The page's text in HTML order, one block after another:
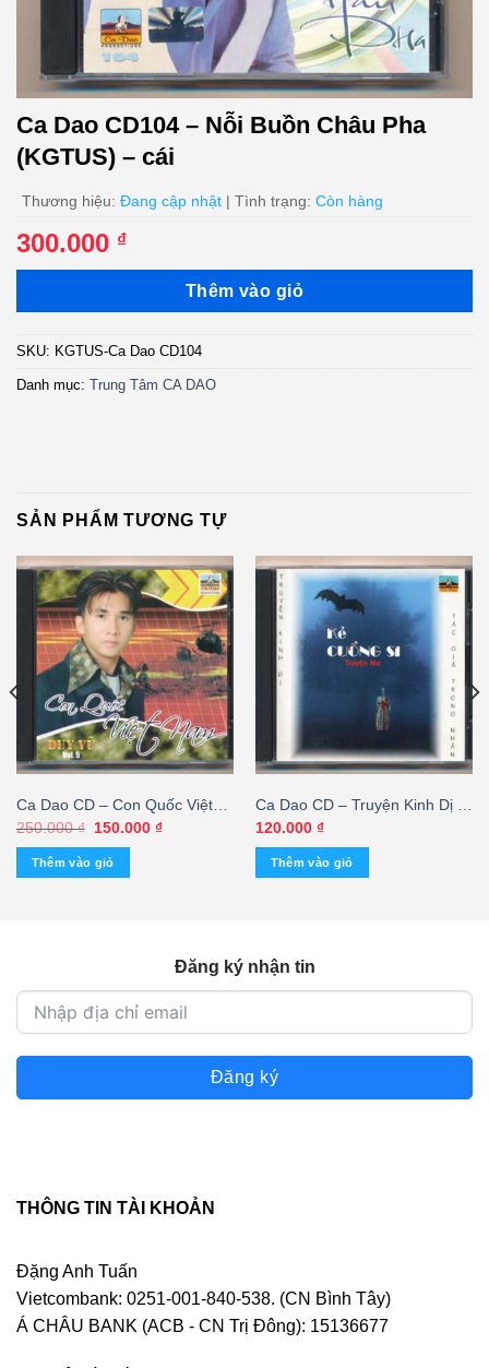
Ca Dao CD104 – Nỗi Buồn Châu Pha
(KGTUS) – cái
Thương hiệu: Đang cập nhật | Tình trạng: Còn hàng
300.000 ₫
Thêm vào giỏ
SKU: KGTUS-Ca Dao CD104
Danh mục: Trung Tâm CA DAO
SẢN PHẨM TƯƠNG TỰ
Ca Dao CD – Con Quốc Việt
Nam – Duy Vũ 5
250.000₫
Giá
là:
250.000 ₫.
150.000 ₫Giá
Thêm vào giỏ
Ca Dao CD – Truyện Kinh Dị –
Kẻ Cuồng Si – cái
120.000 ₫
Thêm vào giỏ
Đăng ký nhận tin
Đăng ký
THÔNG TIN TÀI KHOẢN
Đặng Anh Tuấn
Vietcombank: 0251-001-840-538. (CN Bình Tây)
Á CHÂU BANK (ACB - CN Trị Đông): 15136677